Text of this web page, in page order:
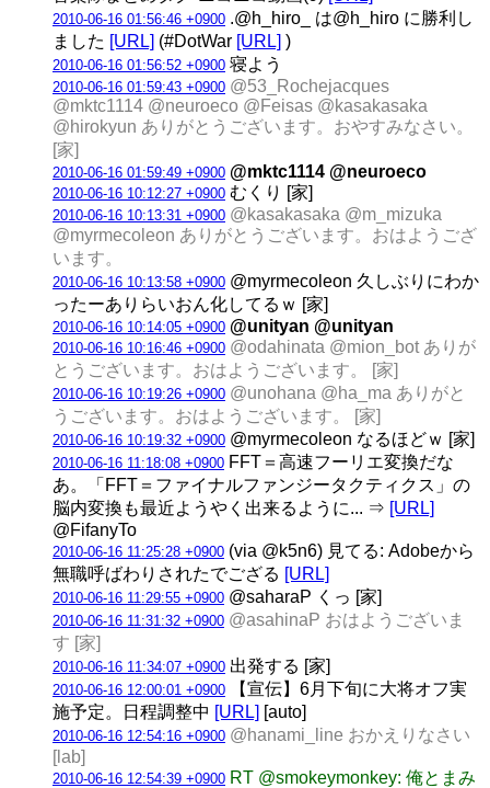
2010-06-16 01:56:46 +0900 .@h_hiro_ は@h_hiro に勝利し
ました [URL] (#DotWar [URL] )
2010-06-16 01:56:52 +0900 寝よう
2010-06-16 01:59:43 +0900 @53_Rochejacques
@mktc1114 @neuroeco @Feisas @kasakasaka
@hirokyun ありがとうございます。おやすみなさい。
[家]
2010-06-16 01:59:49 +0900 @mktc1114 @neuroeco
2010-06-16 10:12:27 +0900 むくり [家]
2010-06-16 10:13:31 +0900 @kasakasaka @m_mizuka
@myrmecoleon ありがとうございます。おはようござ
います。
2010-06-16 10:13:58 +0900 @myrmecoleon 久しぶりにわか
ったーありらいおん化してるｗ [家]
2010-06-16 10:14:05 +0900 @unityan @unityan
2010-06-16 10:16:46 +0900 @odahinata @mion_bot ありが
とうございます。おはようございます。 [家]
2010-06-16 10:19:26 +0900 @unohana @ha_ma ありがと
うございます。おはようございます。 [家]
2010-06-16 10:19:32 +0900 @myrmecoleon なるほどｗ [家]
2010-06-16 11:18:08 +0900 FFT＝高速フーリエ変換だな
あ。「FFT＝ファイナルファンジータクティクス」の
脳内変換も最近ようやく出来るように... ⇒ [URL]
@FifanyTo
2010-06-16 11:25:28 +0900 (via @k5n6) 見てる: Adobeから
無職呼ばわりされたでござる [URL]
2010-06-16 11:29:55 +0900 @saharaP くっ [家]
2010-06-16 11:31:32 +0900 @asahinaP おはようございま
す [家]
2010-06-16 11:34:07 +0900 出発する [家]
2010-06-16 12:00:01 +0900 【宣伝】6月下旬に大将オフ実
施予定。日程調整中 [URL] [auto]
2010-06-16 12:54:16 +0900 @hanami_line おかえりなさい
[lab]
2010-06-16 12:54:39 +0900 RT @smokeymonkey: 俺とまみ